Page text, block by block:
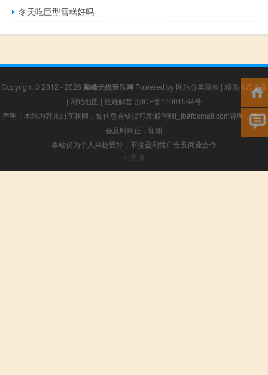
冬天吃巨型雪糕好吗
Copyright © 2012 - 2026 巅峰无损音乐网 Powered by 网站分类目录 | 精选推荐文章
| 网站地图 | 疑难解答 浙ICP备11001564号
声明：本站内容来自互联网，如信息有错误可发邮件到f_fb#foxmail.com说明，我们
会及时纠正，谢谢
本站仅为个人兴趣爱好，不接盈利性广告及商业合作
小男孩